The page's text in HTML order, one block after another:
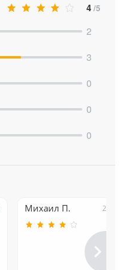
4 /5
2
3
0
0
0
Михаил П.